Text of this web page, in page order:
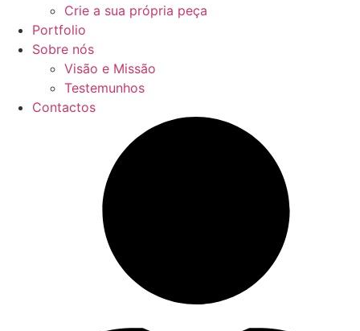
Crie a sua própria peça
Portfolio
Sobre nós
Visão e Missão
Testemunhos
Contactos